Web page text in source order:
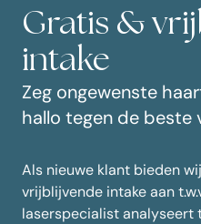
Gratis &
intake
Zeg ongewenste
hallo tegen de beste
Als nieuwe klant bieden
vrijblijvende intake aan
laserspecialist analyseert